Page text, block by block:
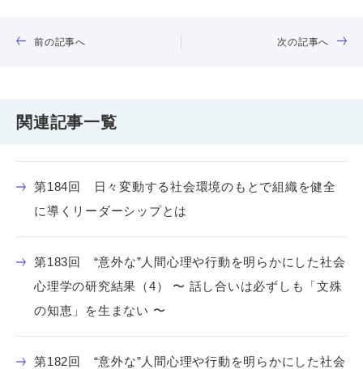
前の記事へ 次の記事へ
関連記事一覧
第184回 日々変動する社会環境のもとで組織を健全
に導くリーダーシップとは
第183回 “意外な”人間心理や行動を明らかにした社会
心理学の研究結果（4） 〜 話し合いは必ずしも「文殊
の知恵」を生まない 〜
第182回 “意外な”人間心理や行動を明らかにした社会